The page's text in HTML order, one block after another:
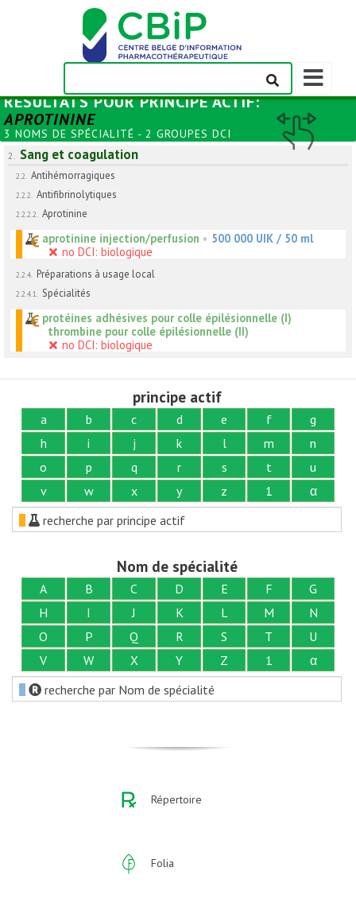
Afficher/
la
de
navigation
RÉSULTATS POURPRINCIPE ACTIF:
APROTININE
3 NOMS DE SPÉCIALITÉ - 2 GROUPES DCI
2. Sang et coagulation
2.2. Antihémorragiques
2.2.2. Antifibrinolytiques
2.2.2.2. Aprotinine
aprotinine injection/perfusion • 500 000 UIK / 50 ml
no DCI: biologique
2.2.4. Préparations à usage local
2.2.4.1. Spécialités
protéines adhésives pour colle épilésionnelle (I)
thrombine pour colle épilésionnelle (II)
no DCI: biologique
principe actif
a b c d e f
g
h
i j k l m
n
o
p q r s t
u
v
w x y z 1
α
recherche par principe actif
Nom de spécialité
A B C D E F
G
H
I J K L M
N
O
P Q R S T
U
V
W X Y Z 1
α
recherche par Nom de spécialité
Répertoire
Folia